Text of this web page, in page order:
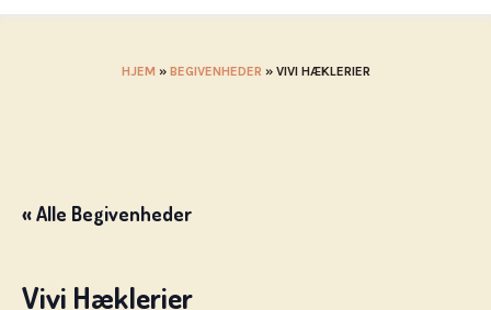
HJEM » BEGIVENHEDER » VIVI HÆKLERIER
« Alle Begivenheder
Vivi Hæklerier